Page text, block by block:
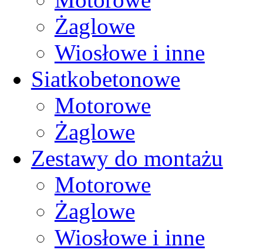
Żaglowe
Wiosłowe i inne
Siatkobetonowe
Motorowe
Żaglowe
Zestawy do montażu
Motorowe
Żaglowe
Wiosłowe i inne